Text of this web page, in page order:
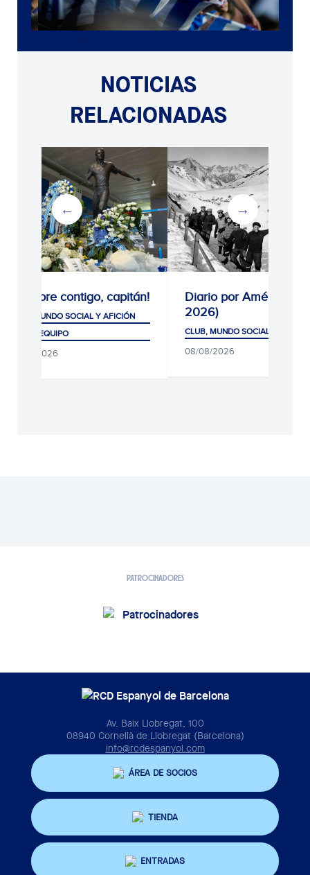
NOTICIAS
RELACIONADAS
contigo, capitán!
SOCIAL Y AFICIÓN
Diario por América (1926-
CLUB, MUNDO SOCIAL Y AFICIÓN
08/08/2026
PATROCINADORES
Av. Baix Llobregat, 100
08940 Cornellà de Llobregat (Barcelona)
info@rcdespanyol.com
ÁREA DE SOCIOS
TIENDA
ENTRADAS